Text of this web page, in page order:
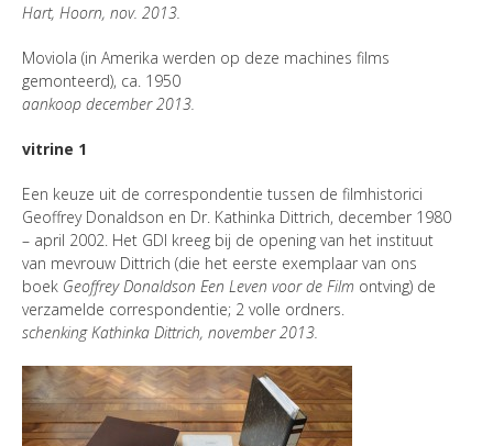
Hart, Hoorn, nov. 2013.
Moviola (in Amerika werden op deze machines films
gemonteerd), ca. 1950
aankoop december 2013.
vitrine 1
Een keuze uit de correspondentie tussen de filmhistorici
Geoffrey Donaldson en Dr. Kathinka Dittrich, december 1980
– april 2002. Het GDI kreeg bij de opening van het instituut
van mevrouw Dittrich (die het eerste exemplaar van ons
boek Geoffrey Donaldson Een Leven voor de Film ontving) de
verzamelde correspondentie; 2 volle ordners.
schenking Kathinka Dittrich, november 2013.